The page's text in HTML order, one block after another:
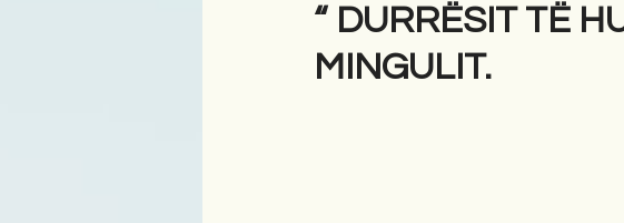
Poezi Tregime
“ DURRËSIT TË
MINGULIT.